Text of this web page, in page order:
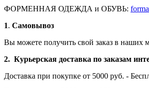
ФОРМЕННАЯ ОДЕЖДА и ОБУВЬ:
1. Самовывоз
Вы можете получить свой заказ в наших
2. Курьерская доставка по заказам
Доставка при покупке от 5000 руб. -